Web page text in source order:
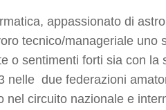
appassionato di
tecnico/manageriale uno
o sentimenti forti sia con la
nelle due federazioni
nel circuito nazionale e